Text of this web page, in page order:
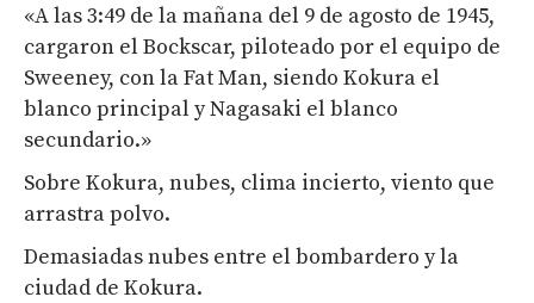
«A las 3:49 de la mañana del 9 de agosto de 1945,
cargaron el Bockscar, piloteado por el equipo de
Sweeney, con la Fat Man, siendo Kokura el
blanco principal y Nagasaki el blanco
secundario.»
Sobre Kokura, nubes, clima incierto, viento que
arrastra polvo.
Demasiadas nubes entre el bombardero y la
ciudad de Kokura.